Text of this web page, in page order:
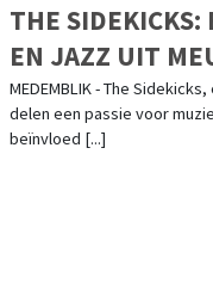
THE SIDEKICKS: BLUES, ROCK, SOUL, POP
EN JAZZ UIT
MEDEMBLIK - The
delen een passie voor
beïnvloed [...]